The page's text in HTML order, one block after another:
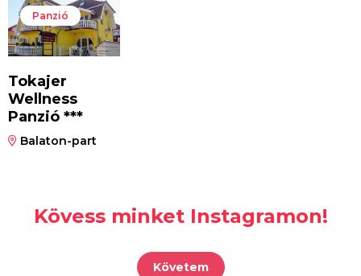
Panzió
Tokajer
Wellness
Panzió ***
Balaton-part
Kövess minket Instagramon!
Követem